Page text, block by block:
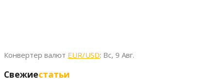
Конвертер валют EUR/USD: Вс, 9 Авг.
Свежиестатьи